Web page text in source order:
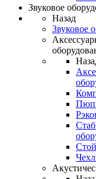
Звуковое
Назад
Звуковое